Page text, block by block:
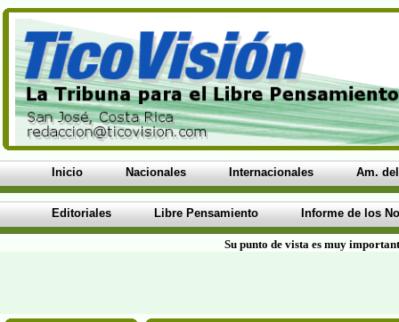
Inicio Nacionales Internacionales Am.
Editoriales Libre Pensamiento Informe de los
Su punto de vista es muy